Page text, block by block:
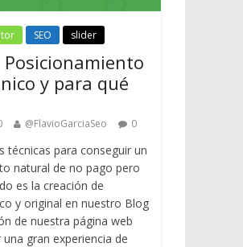
SEO slider
Posicionamiento
y para qué
@FlavioGarciaSeo 0
técnicas para conseguir un
natural de no pago pero
es la creación de
y original en nuestro Blog
de nuestra página web
gran experiencia de